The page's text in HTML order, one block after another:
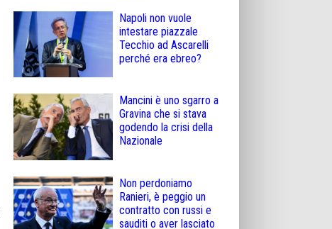
Napoli non vuole
intestare piazzale
Tecchio ad Ascarelli
perché era ebreo?
Mancini è uno sgarro a
Gravina che si stava
godendo la crisi della
Nazionale
Non perdoniamo
Ranieri, è peggio un
contratto con russi e
sauditi o aver lasciato